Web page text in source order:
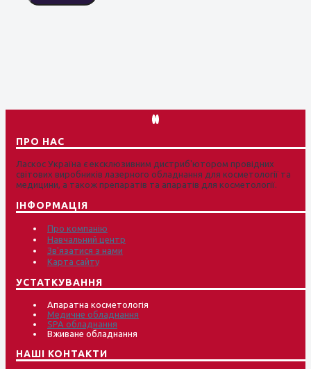
ПРО НАС
Ласкос Україна є ексклюзивним дистриб'ютором провідних
світових виробників лазерного обладнання для косметології та
медицини, а також препаратів та апаратів для косметології.
ІНФОРМАЦІЯ
Про компанію
Навчальний центр
Зв'язатися з нами
Карта сайту
УСТАТКУВАННЯ
Апаратна косметологія
Медичне обладнання
SPA обладнання
Вживане обладнання
НАШІ КОНТАКТИ